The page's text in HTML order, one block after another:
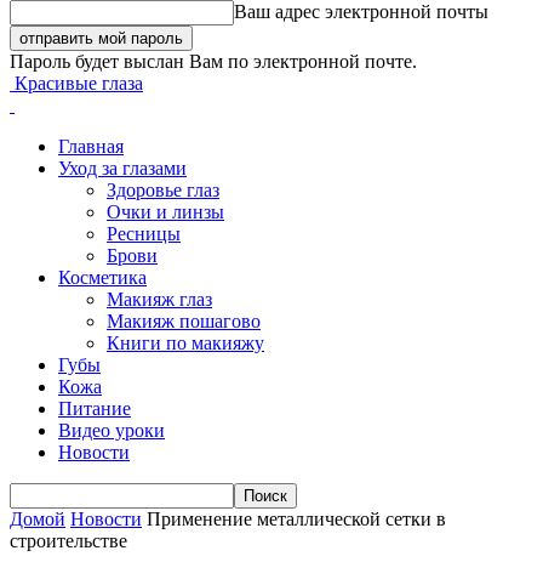
Ваш адрес электронной почты
Пароль будет выслан Вам по электронной почте.
Красивые глаза
Главная
Уход за глазами
Здоровье глаз
Очки и линзы
Ресницы
Брови
Косметика
Макияж глаз
Макияж пошагово
Книги по макияжу
Губы
Кожа
Питание
Видео уроки
Новости
Домой Новости Применение металлической сетки в
строительстве